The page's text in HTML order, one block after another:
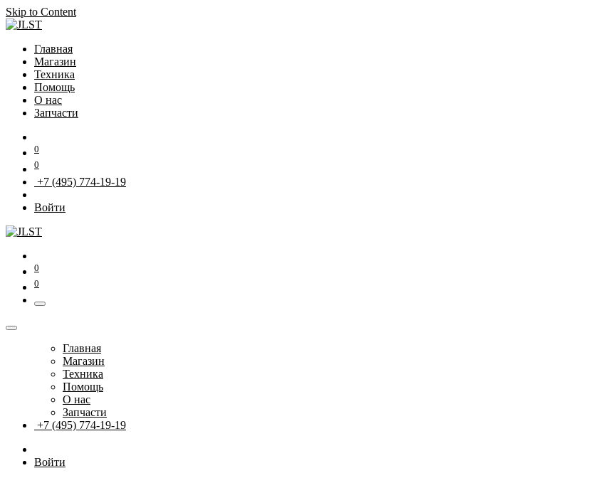
Skip to Content
Главная
Магазин
Техника
Помощь
О нас
Запчасти
0
0
+7 (495) 774-19-19
Войти
0
0
Главная
Магазин
Техника
Помощь
О нас
Запчасти
+7 (495) 774-19-19
Войти